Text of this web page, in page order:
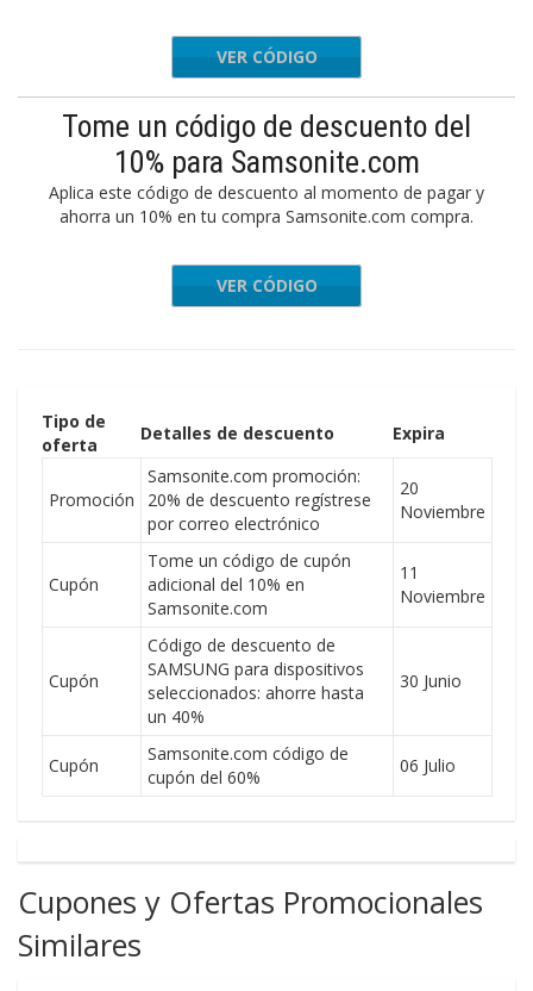
EXTRA20
VER CÓDIGO
Tome un código de descuento del
10% para Samsonite.com
Aplica este código de descuento al momento de pagar y
ahorra un 10% en tu compra Samsonite.com compra.
AFWD10
VER CÓDIGO
Tipo de
oferta
Detalles de descuento Expira
Promoción
Samsonite.com promoción:
20% de descuento regístrese
por correo electrónico
20
Noviembre
Cupón
Tome un código de cupón
adicional del 10% en
Samsonite.com
11
Noviembre
Cupón
Código de descuento de
SAMSUNG para dispositivos
seleccionados: ahorre hasta
un 40%
30 Junio
Cupón
Samsonite.com código de
cupón del 60%
06 Julio
Cupones y Ofertas Promocionales
Similares